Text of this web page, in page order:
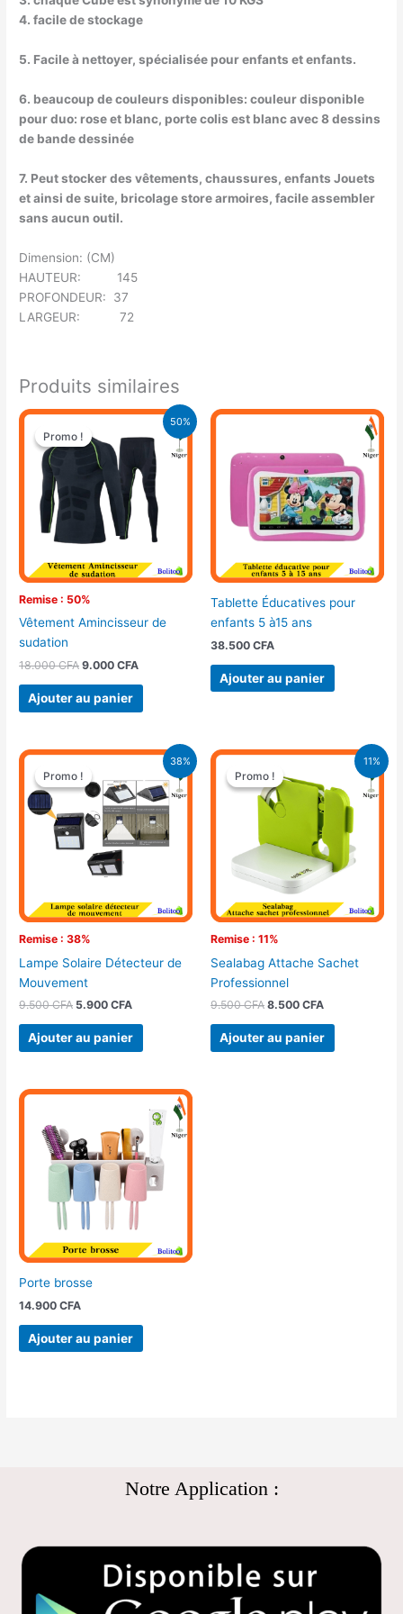
4. facile de stockage
5. Facile à nettoyer, spécialisée pour enfants et enfants.
6. beaucoup de couleurs disponibles: couleur disponible
pour duo: rose et blanc, porte colis est blanc avec 8 dessins
de bande dessinée
7. Peut stocker des vêtements, chaussures, enfants Jouets
et ainsi de suite, bricolage store armoires, facile assembler
sans aucun outil.
Dimension: (CM)
HAUTEUR: 145
PROFONDEUR: 37
LARGEUR: 72
Produits similaires
50%
Promo !
Remise : 50%
Promo !
Vêtement Amincisseur de
sudation
18.000CFA
Le
prix
initial
était :
18.000 CFA.
9.000CFA
Le
actuel
est :
9.000 CFA.
Ajouter au panier
Tablette Éducatives pour
enfants 5 à15 ans
38.500 CFA
Ajouter au panier
38%
Promo !
Remise : 38%
Promo !
Lampe Solaire Détecteur de
Mouvement
9.500CFA
Le
prix
initial
était :
9.500 CFA.
5.900CFA
Le
actuel
est :
5.900 CFA.
Ajouter au panier
11%
Promo !
Remise : 11%
Promo !
Sealabag Attache Sachet
Professionnel
9.500CFA
Le
prix
initial
était :
9.500 CFA.
8.500 CFA
Le
actuel
est :
8.500 CFA.
Ajouter au panier
Porte brosse
14.900CFA
Ajouter au panier
Notre Application :